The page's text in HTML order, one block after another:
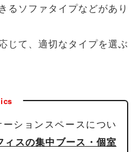
るソファタイプなどがあり
じて、適切なタイプを選ぶ
ションスペースについ
ィスの集中ブース・個室